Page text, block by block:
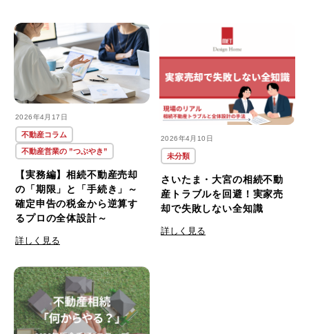
緑区(4)
西区 (4)
見沼区(10)
#METのリノベ(1)
#REIT(1)
#おしゃれ(1)
#おしゃれな家(1)
#おすすめ (2)
#お洒落な家(1)
#ご用心(1)
2026年4月17日
不動産コラム
不動産営業の ”つぶやき”
【実務編】相続不動産売却
の「期限」と「手続き」～
確定申告の税金から逆算す
るプロの全体設計～
詳しく見る
2026年4月10日
未分類
さいたま・大宮の相続不動
産トラブルを回避！実家売
却で失敗しない全知識
詳しく見る